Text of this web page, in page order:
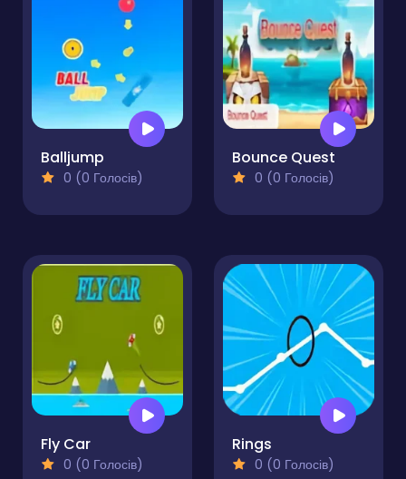
Balljump
0 (0 Голосів)
Bounce Quest
0 (0 Голосів)
Fly Car
0 (0 Голосів)
Rings
0 (0 Голосів)